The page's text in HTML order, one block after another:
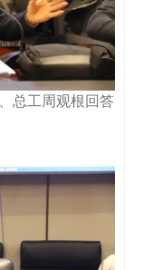
总工周观根回答